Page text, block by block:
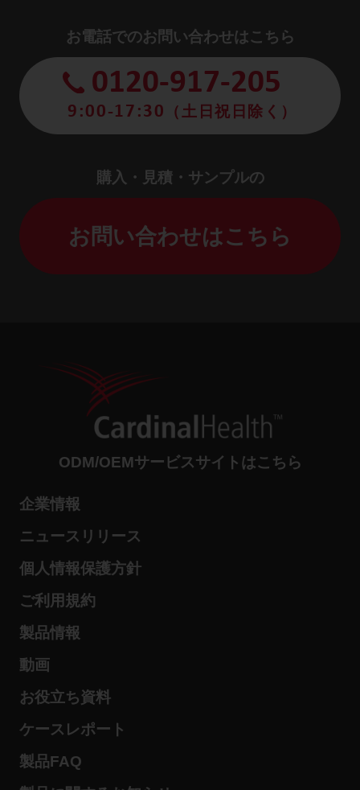
お電話でのお問い合わせはこちら
0120-917-205
9:00-17:30 （土日祝日除く）
購入・見積・サンプルの
お問い合わせはこちら
ODM/OEMサービスサイトはこちら
企業情報
ニュースリリース
個人情報保護方針
ご利用規約
製品情報
動画
お役立ち資料
ケースレポート
製品FAQ